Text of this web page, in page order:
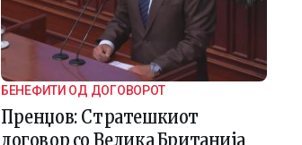
БЕНЕФИТИ ОД ДОГОВОРОТ
Пренџов: Стратешкиот
договор со Велика Британија